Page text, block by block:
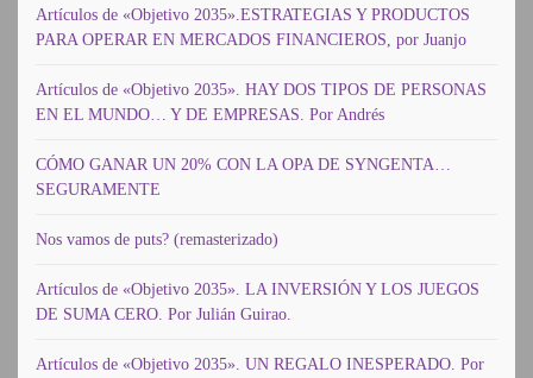
Artículos de «Objetivo 2035».ESTRATEGIAS Y PRODUCTOS
PARA OPERAR EN MERCADOS FINANCIEROS, por Juanjo
Artículos de «Objetivo 2035». HAY DOS TIPOS DE PERSONAS
EN EL MUNDO… Y DE EMPRESAS. Por Andrés
CÓMO GANAR UN 20% CON LA OPA DE SYNGENTA…
SEGURAMENTE
Nos vamos de puts? (remasterizado)
Artículos de «Objetivo 2035». LA INVERSIÓN Y LOS JUEGOS
DE SUMA CERO. Por Julián Guirao.
Artículos de «Objetivo 2035». UN REGALO INESPERADO. Por